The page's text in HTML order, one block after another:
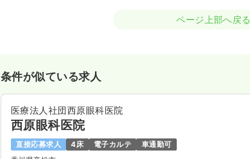
ページ上部へ戻る
条件が似ている求人
医療法人社団西原眼科医院
西原眼科医院
直接応募求人 4床 電子カルテ
車通勤可